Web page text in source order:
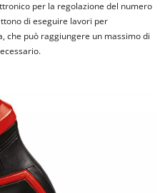
per la regolazione del numero
di eseguire lavori per
che può raggiungere un massimo di